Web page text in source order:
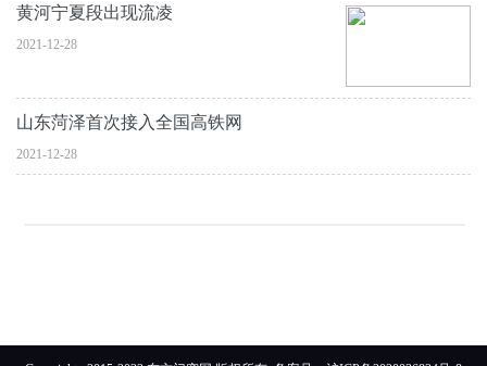
黄河宁夏段出现流凌
2021-12-28
山东菏泽首次接入全国高铁网
2021-12-28